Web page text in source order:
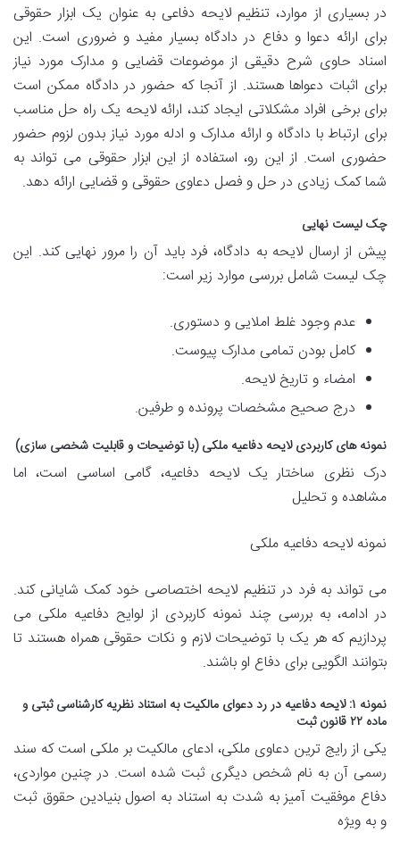
در بسیاری از موارد، تنظیم لایحه دفاعی به عنوان یک ابزار حقوقی
برای ارائه دعوا و دفاع در دادگاه بسیار مفید و ضروری است. این
اسناد حاوی شرح دقیقی از موضوعات قضایی و مدارک مورد نیاز
برای اثبات دعواها هستند. از آنجا که حضور در دادگاه ممکن است
برای برخی افراد مشکلاتی ایجاد کند، ارائه لایحه یک راه حل مناسب
برای ارتباط با دادگاه و ارائه مدارک و ادله مورد نیاز بدون لزوم حضور
حضوری است. از این رو، استفاده از این ابزار حقوقی می تواند به
شما کمک زیادی در حل و فصل دعاوی حقوقی و قضایی ارائه دهد.
چک لیست نهایی
پیش از ارسال لایحه به دادگاه، فرد باید آن را مرور نهایی کند. این
چک لیست شامل بررسی موارد زیر است:
عدم وجود غلط املایی و دستوری.
کامل بودن تمامی مدارک پیوست.
امضاء و تاریخ لایحه.
درج صحیح مشخصات پرونده و طرفین.
نمونه های کاربردی لایحه دفاعیه ملکی (با توضیحات و قابلیت شخصی سازی)
درک نظری ساختار یک لایحه دفاعیه، گامی اساسی است، اما
مشاهده و تحلیل
نمونه لایحه دفاعیه ملکی
می تواند به فرد در تنظیم لایحه اختصاصی خود کمک شایانی کند.
در ادامه، به بررسی چند نمونه کاربردی از لوایح دفاعیه ملکی می
پردازیم که هر یک با توضیحات لازم و نکات حقوقی همراه هستند تا
بتوانند الگویی برای دفاع او باشند.
نمونه ۱: لایحه دفاعیه در رد دعوای مالکیت به استناد نظریه کارشناسی ثبتی و
ماده ۲۲ قانون ثبت
یکی از رایج ترین دعاوی ملکی، ادعای مالکیت بر ملکی است که سند
رسمی آن به نام شخص دیگری ثبت شده است. در چنین مواردی،
دفاع موفقیت آمیز به شدت به استناد به اصول بنیادین حقوق ثبت
و به ویژه